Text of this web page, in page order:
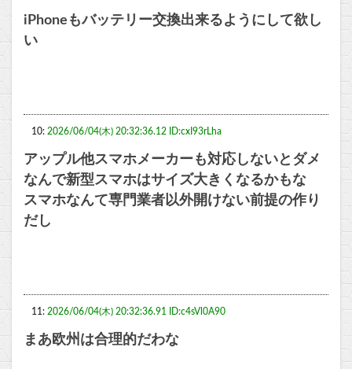
iPhoneもバッテリー交換出来るようにして欲し
い
10: 2026/06/04(木) 20:32:36.12 ID:cxI93rLha
アップル他スマホメーカーも対応しないとダメ
なんで新型スマホはサイズ大きくなるかもな
スマホなんて専門業者以外開けない前提の作り
だし
11: 2026/06/04(木) 20:32:36.91 ID:c4sVl0A90
まあ欧州は合理的だわな